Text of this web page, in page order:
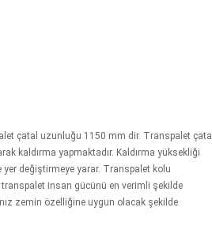
çatal uzunluğu 1150 mm dir. Transpalet çatal
kaldırma yapmaktadır. Kaldırma yüksekliği
değiştirmeye yarar. Transpalet kolu
insan gücünü en verimli şekilde
zemin özelliğine uygun olacak şekilde